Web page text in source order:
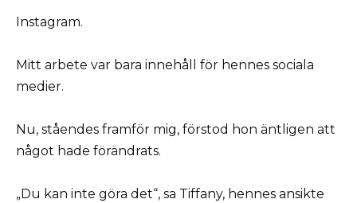
Instagram.
Mitt arbete var bara innehåll för hennes sociala
medier.
Nu, ståendes framför mig, förstod hon äntligen att
något hade förändrats.
„Du kan inte göra det“, sa Tiffany, hennes ansikte